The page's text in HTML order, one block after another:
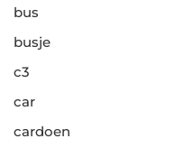
bus
busje
c3
car
cardoen